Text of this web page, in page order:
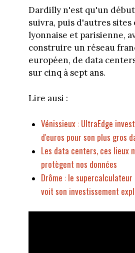
Dardilly n'est qu'un
suivra, puis d'autres sites
lyonnaise et parisienne,
construire un réseau
européen, de data
sur cinq à sept ans.
Lire ausi :
Vénissieux : UltraEdge
d'euros pour son plus gros
Les data centers, ces lieux
protègent nos données
Drôme : le supercalculateur
voit son investissement